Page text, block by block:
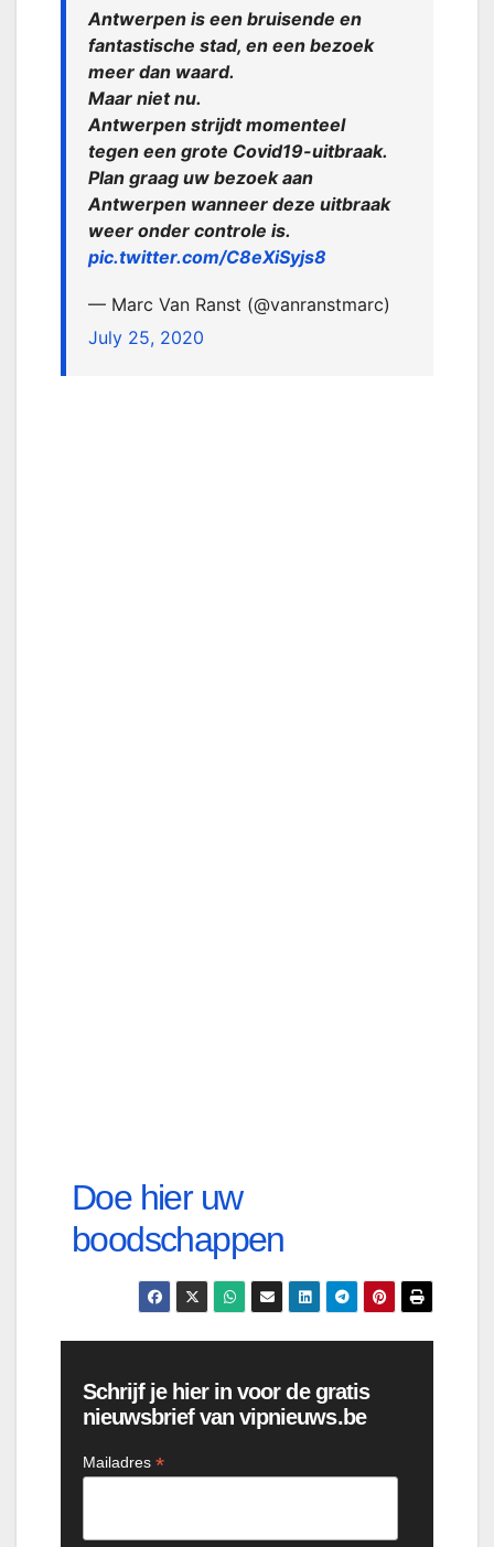
Antwerpen is een bruisende en
fantastische stad, en een bezoek
meer dan waard.
Maar niet nu.
Antwerpen strijdt momenteel
tegen een grote Covid19-uitbraak.
Plan graag uw bezoek aan
Antwerpen wanneer deze uitbraak
weer onder controle is.
pic.twitter.com/C8eXiSyjs8
— Marc Van Ranst (@vanranstmarc)
July 25, 2020
Doe hier uw
boodschappen
Schrijf je hier in voor de gratis
nieuwsbrief van vipnieuws.be
Mailadres *